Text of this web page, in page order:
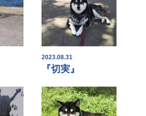
2023.08.31
『切実』